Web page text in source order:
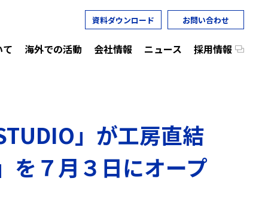
資料ダウンロード お問い合わせ
海外での活動 会社情報 ニュース 採用情報
」が工房直結
を７月３日にオープ